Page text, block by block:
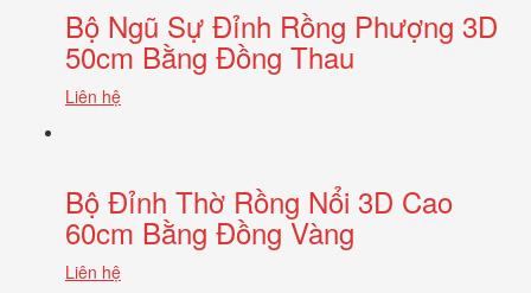
Bộ Ngũ Sự Đỉnh Rồng Phượng 3D
50cm Bằng Đồng Thau
Liên hệ
Bộ Đỉnh Thờ Rồng Nổi 3D Cao
60cm Bằng Đồng Vàng
Liên hệ